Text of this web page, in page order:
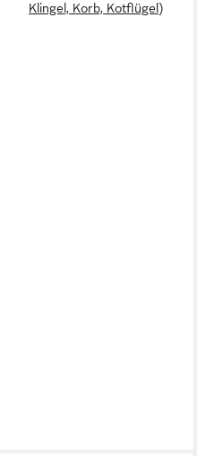
Klingel, Korb, Kotflügel)